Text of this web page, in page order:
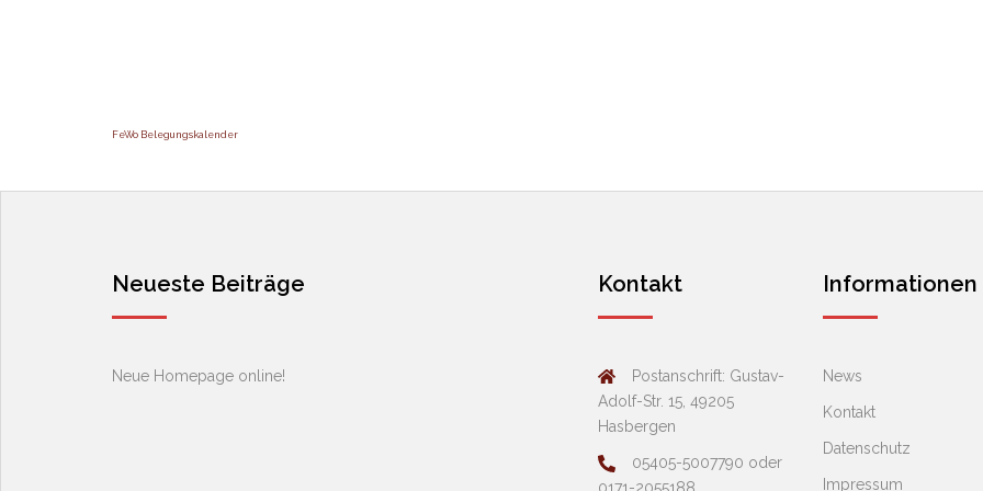
FeWo Belegungskalender
Neueste Beiträge
Neue Homepage online!
Kontakt
Postanschrift: Gustav-
Adolf-Str. 15, 49205
Hasbergen
05405-5007790 oder
Informationen
News
Kontakt
Datenschutz
Impressum